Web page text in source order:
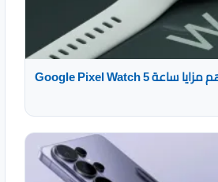
تسريب جديد يكشف أهم مزايا ساعة Google Pixel Watch 5